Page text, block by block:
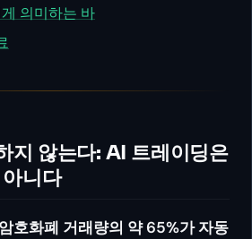
의미하는 바
지 않는다: AI 트레이딩은
니다
호화폐 거래량의 약 65%가 자동